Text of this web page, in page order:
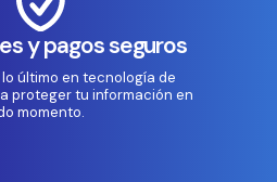
y pagos seguros
último en tecnología de
proteger tu información en
momento.